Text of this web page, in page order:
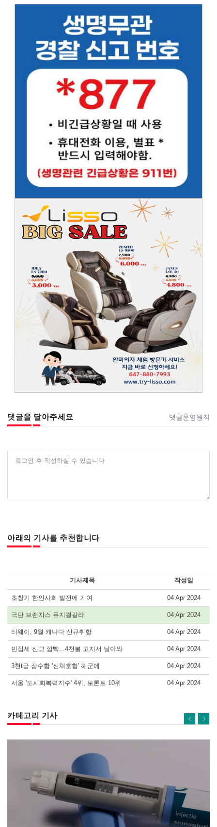
댓글을 달아주세요 댓글운영원칙
로그인 후 작성하실 수 있습니다
아래의 기사를 추천합니다
기사제목 작성일
초창기 한인사회 발전에 기여 04 Apr 2024
극단 브랜치스 뮤지컬갈라 04 Apr 2024
티웨이, 9월 캐나다 신규취항 04 Apr 2024
빈집세 신고 깜빡...4천불 고지서 날아와 04 Apr 2024
3천t급 잠수함 '신채호함' 해군에 04 Apr 2024
서울 '도시회복력지수' 4위, 토론토 10위 04 Apr 2024
카테고리 기사